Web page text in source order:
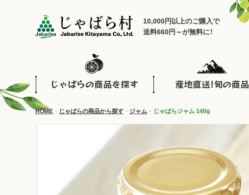
10,000円以上のご購入で
送料660円～が無料に！
じゃばらの商品を探す 産地直送!旬の商品
HOME じゃばらの商品から探す ジャム じゃばらジャム 140g